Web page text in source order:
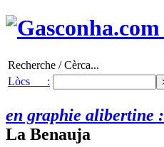
Recherche / Cèrca...
Lòcs :
en graphie alibertine :
La Benauja